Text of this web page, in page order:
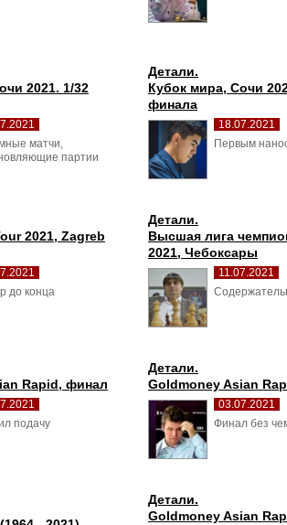
2021. 1/32
матчи,
партии
Детали.
Кубок мира, Сочи
финала
18.07.2021
Первым
2021, Zagreb
до конца
Детали.
Высшая лига
2021, Чебоксары
11.07.2021
Rapid, финал
подачу
Детали.
Goldmoney Asian
03.07.2021
Финал без
Детали.
Goldmoney Asian